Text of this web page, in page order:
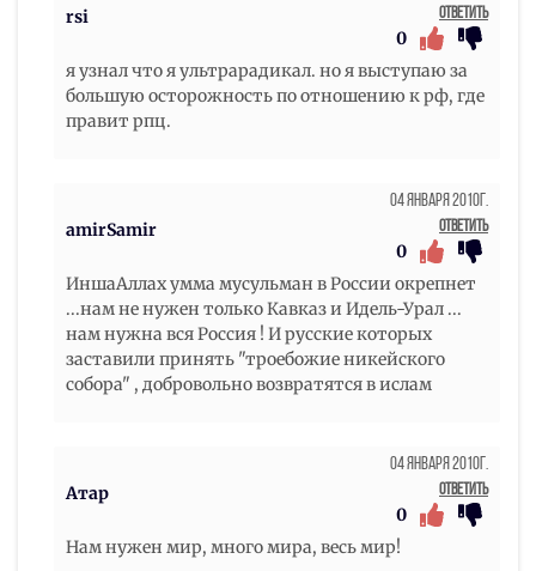
rsi
Ответить
0
я узнал что я ультрарадикал. но я выступаю за
большую осторожность по отношению к рф, где
правит рпц.
amirSamir
04 Января 2010г.
Ответить
0
ИншаАллах умма мусульман в России окрепнет
...нам не нужен только Кавказ и Идель-Урал ...
нам нужна вся Россия ! И русские которых
заставили принять "троебожие никейского
собора" , добровольно возвратятся в ислам
Атар
04 Января 2010г.
Ответить
0
Нам нужен мир, много мира, весь мир!